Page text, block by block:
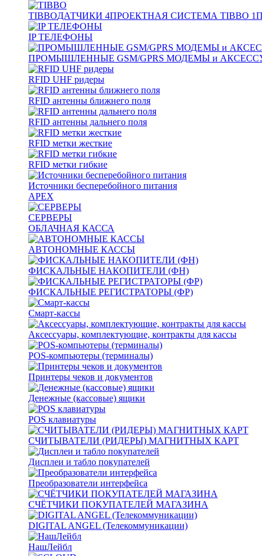
TIBBOДАТЧИКИ 4ПРОЕКТНАЯ СИСТЕМА TIBBO 1
IP ТЕЛЕФОНЫ
ПРОМЫШЛЕННЫЕ GSM/GPRS МОДЕМЫ и
RFID UHF ридеры
RFID антенны ближнего поля
RFID антенны дальнего поля
RFID метки жесткие
RFID метки гибкие
Источники бесперебойного питания
APEX
СЕРВЕРЫ
ОБЛАЧНАЯ КАССА
АВТОНОМНЫЕ КАССЫ
ФИСКАЛЬНЫЕ НАКОПИТЕЛИ (ФН)
ФИСКАЛЬНЫЕ РЕГИСТРАТОРЫ (ФР)
Смарт-кассы
Аксессуары, комплектующие, контракты для кассы
POS-компьютеры (терминалы)
Принтеры чеков и документов
Денежные (кассовые) ящики
POS клавиатуры
СЧИТЫВАТЕЛИ (РИДЕРЫ) МАГНИТНЫХ КАРТ
Дисплеи и табло покупателей
Преобразователи интерфейса
СЧЁТЧИКИ ПОКУПАТЕЛЕЙ МАГАЗИНА
DIGITAL ANGEL (Телекоммуникации)
НашЛейбл